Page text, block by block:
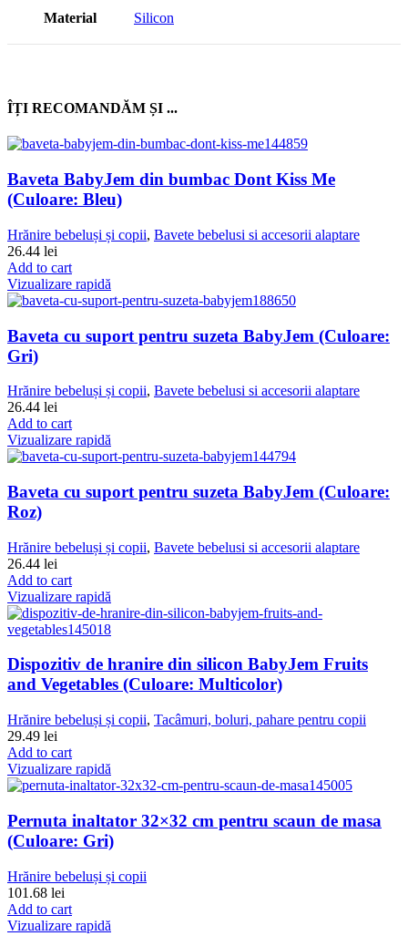
Material Silicon
ÎȚI RECOMANDĂM ȘI ...
Baveta BabyJem din bumbac Dont Kiss Me
(Culoare: Bleu)
Hrănire bebeluși și copii, Bavete bebelusi si accesorii alaptare
26.44 lei
Add to cart
Vizualizare rapidă
Baveta cu suport pentru suzeta BabyJem (Culoare:
Gri)
Hrănire bebeluși și copii, Bavete bebelusi si accesorii alaptare
26.44 lei
Add to cart
Vizualizare rapidă
Baveta cu suport pentru suzeta BabyJem (Culoare:
Roz)
Hrănire bebeluși și copii, Bavete bebelusi si accesorii alaptare
26.44 lei
Add to cart
Vizualizare rapidă
Dispozitiv de hranire din silicon BabyJem Fruits
and Vegetables (Culoare: Multicolor)
Hrănire bebeluși și copii, Tacâmuri, boluri, pahare pentru copii
29.49 lei
Add to cart
Vizualizare rapidă
Pernuta inaltator 32×32 cm pentru scaun de masa
(Culoare: Gri)
Hrănire bebeluși și copii
101.68 lei
Add to cart
Vizualizare rapidă